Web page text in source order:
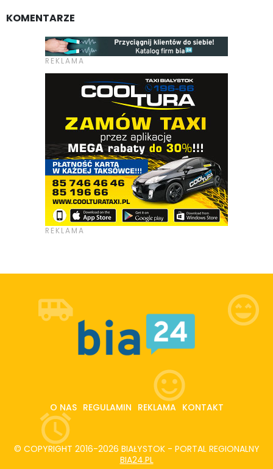
KOMENTARZE
O NAS REGULAMIN REKLAMA KONTAKT
© COPYRIGHT 2016-2026 BIAŁYSTOK - PORTAL REGIONALNY
BIA24.PL